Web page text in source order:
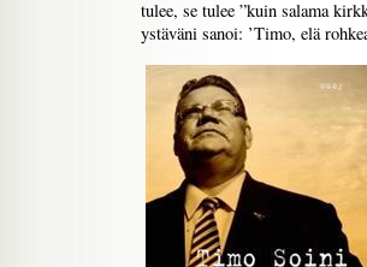
tulee, se tulee ”kuin salama
ystäväni sanoi: ’Timo, elä